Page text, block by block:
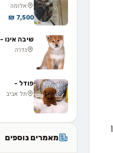
אלומה
7,500 ₪
שיבה אינו -
גדרה
פודל -
תל אביב
מאמרים נוספים